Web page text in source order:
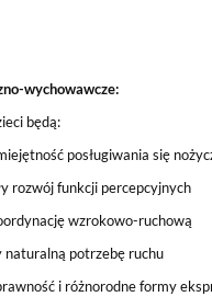
wychowawcze:
będą:
posługiwania się
rozwój funkcji percepcyjnych
wzrokowo-ruchową
naturalną potrzebę ruchu
i różnorodne formy